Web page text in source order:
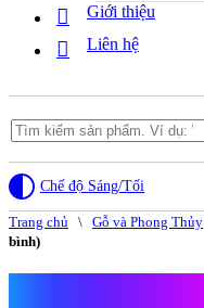
Giới thiệu
Liên hệ
Search
for...
Chế độ Sáng/Tối
Trang chủ \ Gỗ và Phong Thủy
bình)